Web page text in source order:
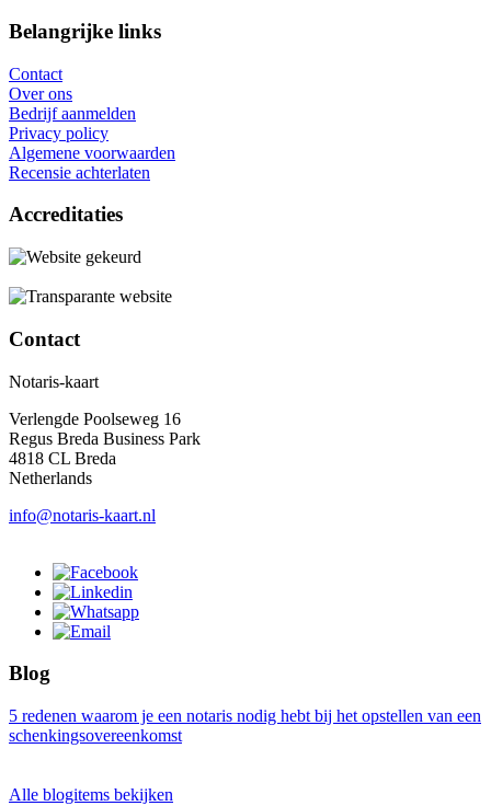
Belangrijke links
Contact
Over ons
Bedrijf aanmelden
Privacy policy
Algemene voorwaarden
Recensie achterlaten
Accreditaties
Contact
Notaris-kaart
Verlengde Poolseweg 16
Regus Breda Business Park
4818 CL Breda
Netherlands
info@notaris-kaart.nl
Blog
5 redenen waarom je een notaris nodig hebt bij het opstellen van een
schenkingsovereenkomst
Alle blogitems bekijken